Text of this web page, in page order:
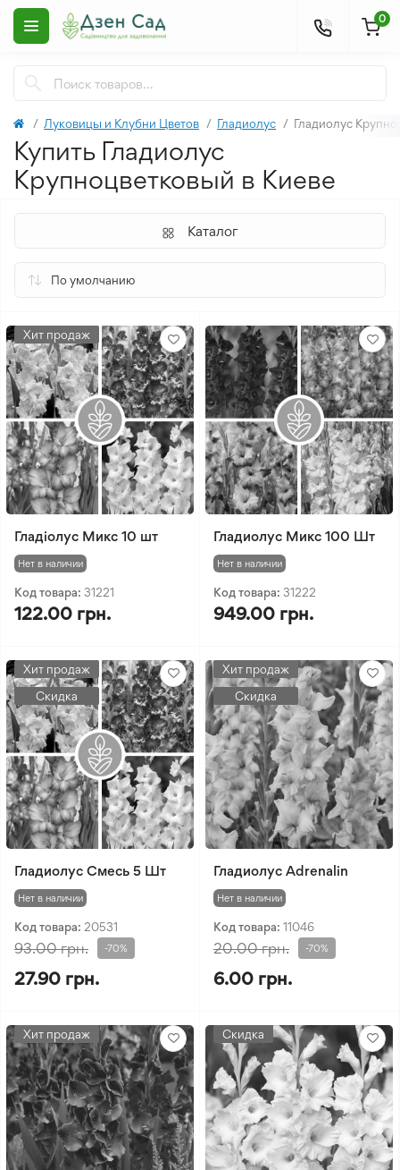
0
Луковицы и Клубни Цветов Гладиолус Гладиолус
Купить Гладиолус
Крупноцветковый в Киеве
Каталог
Хит продаж
Гладіолус Микс 10 шт
Нет в наличии
Код товара: 31221
122.00 грн.
Гладиолус Микс 100 Шт
Нет в наличии
Код товара: 31222
949.00 грн.
Хит продаж
Скидка
Гладиолус Смесь 5 Шт
Нет в наличии
Код товара: 20531
93.00 грн. -70%
27.90 грн.
Хит продаж
Скидка
Гладиолус Adrenalin
Нет в наличии
Код товара: 11046
20.00 грн. -70%
6.00 грн.
Хит продаж Скидка